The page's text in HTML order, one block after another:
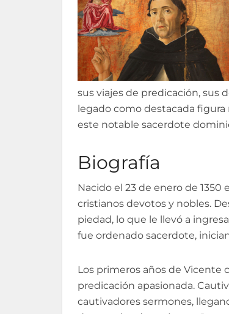
sus viajes de predicación, sus
legado como destacada
este notable sacerdote
Biografía
Nacido el 23 de enero de 1350
cristianos devotos y nobles.
piedad, lo que le llevó a
fue ordenado sacerdote,
Los primeros años de Vicente
predicación apasionada.
cautivadores sermones,